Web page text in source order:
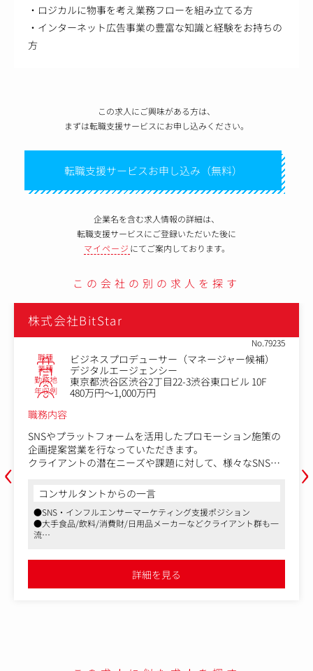
・ロジカルに物事を考え業務フローを組み立てる方
・インターネット広告事業の豊富な知識と経験をお持ちの
方
この求人にご興味がある方は、
まずは転職支援サービスにお申し込みください。
転職支援サービスお申し込み（無料）
企業名を含む求人情報の詳細は、
転職支援サービスにご登録いただいた後に
マイページ にてご案内しております。
この会社の別の求人を探す
‹
株式会社BitStar
No.79235
職種 ビジネスプロデューサー（マネージャー候補）
業種 デジタルエージェンシー
勤務地 東京都渋谷区渋谷2丁目22-3渋谷東口ビル 10F
年収例
480万円～1,000万円
職務内容
SNSやプラットフォームを活用したプロモーション施策の
企画提案営業を行なっていただきます。
クライアントの潜在ニーズや課題に対して、様々なSNS・
ィング施策の企画～運用を一貫して担当します。
さらに、マネージャーとしてチームメンバーのマネジメン
トや顧客販路拡大、チーム目標達成のための戦略立案等も
お任せいたします。
・大手広告代理店やナショナルクライアントを中心とした
コンサルタントからの一言
●SNS・インフルエンサーマーケティング支援ポジション
●大手食品/飲料/消費財/日用品メーカーなどクライアント群も一
流
詳細を見る
›